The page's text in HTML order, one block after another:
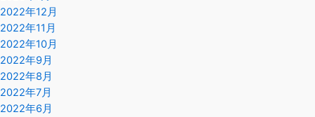
2022年12月
2022年11月
2022年10月
2022年9月
2022年8月
2022年7月
2022年6月